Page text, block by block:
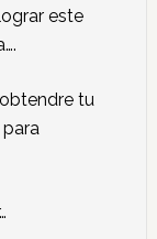
este
tu